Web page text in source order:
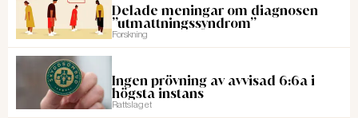
Delade meningar om diagnosen
”utmattningssyndrom”
Forskning
Ingen prövning av avvisad 6:6a i
högsta instans
Rattslaget